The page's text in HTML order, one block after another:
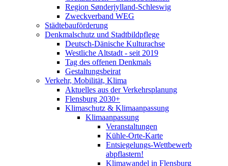
Region Sønderjylland-Schleswig
Zweckverband WEG
Städtebauförderung
Denkmalschutz und Stadtbildpflege
Deutsch-Dänische Kulturachse
Westliche Altstadt - seit 2019
Tag des offenen Denkmals
Gestaltungsbeirat
Verkehr, Mobilität, Klima
Aktuelles aus der Verkehrsplanung
Flensburg 2030+
Klimaschutz & Klimaanpassung
Klimaanpassung
Veranstaltungen
Kühle-Orte-Karte
Entsiegelungs-Wettbewerb
abpflastern!
Klimawandel in Flensburg